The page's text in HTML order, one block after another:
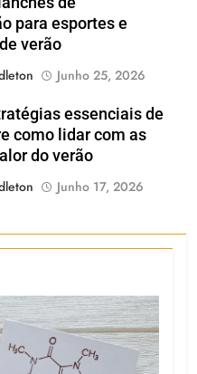
para esportes e
verão
Junho 25, 2026
essenciais de
como lidar com as
do verão
Junho 17, 2026